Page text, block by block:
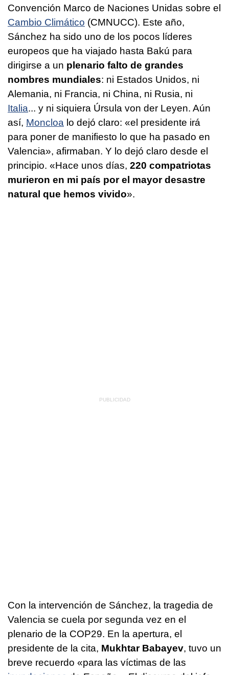
Convención Marco de Naciones Unidas sobre el
Cambio Climático (CMNUCC). Este año,
Sánchez ha sido uno de los pocos líderes
europeos que ha viajado hasta Bakú para
dirigirse a un plenario falto de grandes
nombres mundiales: ni Estados Unidos, ni
Alemania, ni Francia, ni China, ni Rusia, ni
Italia... y ni siquiera Úrsula von der Leyen. Aún
así, Moncloa lo dejó claro: «el presidente irá
para poner de manifiesto lo que ha pasado en
Valencia», afirmaban. Y lo dejó claro desde el
principio. «Hace unos días, 220 compatriotas
murieron en mi país por el mayor desastre
natural que hemos vivido».
Con la intervención de Sánchez, la tragedia de
Valencia se cuela por segunda vez en el
plenario de la COP29. En la apertura, el
presidente de la cita, Mukhtar Babayev, tuvo un
breve recuerdo «para las víctimas de las